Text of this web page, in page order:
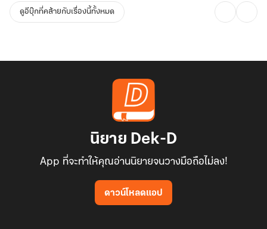
ดูอีบุ๊กที่คล้ายกับเรื่องนี้ทั้งหมด
นิยาย Dek-D
App ที่จะทำให้คุณอ่านนิยายจนวางมือถือไม่ลง!
ดาวน์โหลดแอป